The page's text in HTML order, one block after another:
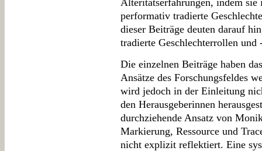
Alteritätserfahrungen, indem
performativ tradierte
dieser Beiträge deuten darauf
tradierte Geschlechterrollen und
Die einzelnen Beiträge haben
Ansätze des Forschungsfeldes
wird jedoch in der Einleitung
den Herausgeberinnen
durchziehende Ansatz von
Markierung, Ressource und
nicht explizit reflektiert. Eine